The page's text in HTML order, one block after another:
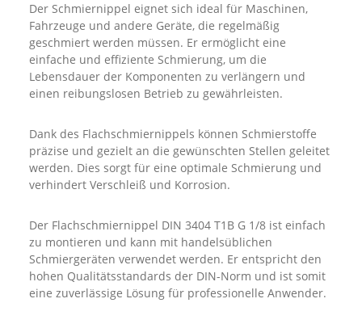
Der Schmiernippel eignet sich ideal für Maschinen,
Fahrzeuge und andere Geräte, die regelmäßig
geschmiert werden müssen. Er ermöglicht eine
einfache und effiziente Schmierung, um die
Lebensdauer der Komponenten zu verlängern und
einen reibungslosen Betrieb zu gewährleisten.
Dank des Flachschmiernippels können Schmierstoffe
präzise und gezielt an die gewünschten Stellen geleitet
werden. Dies sorgt für eine optimale Schmierung und
verhindert Verschleiß und Korrosion.
Der Flachschmiernippel DIN 3404 T1B G 1/8 ist einfach
zu montieren und kann mit handelsüblichen
Schmiergeräten verwendet werden. Er entspricht den
hohen Qualitätsstandards der DIN-Norm und ist somit
eine zuverlässige Lösung für professionelle Anwender.